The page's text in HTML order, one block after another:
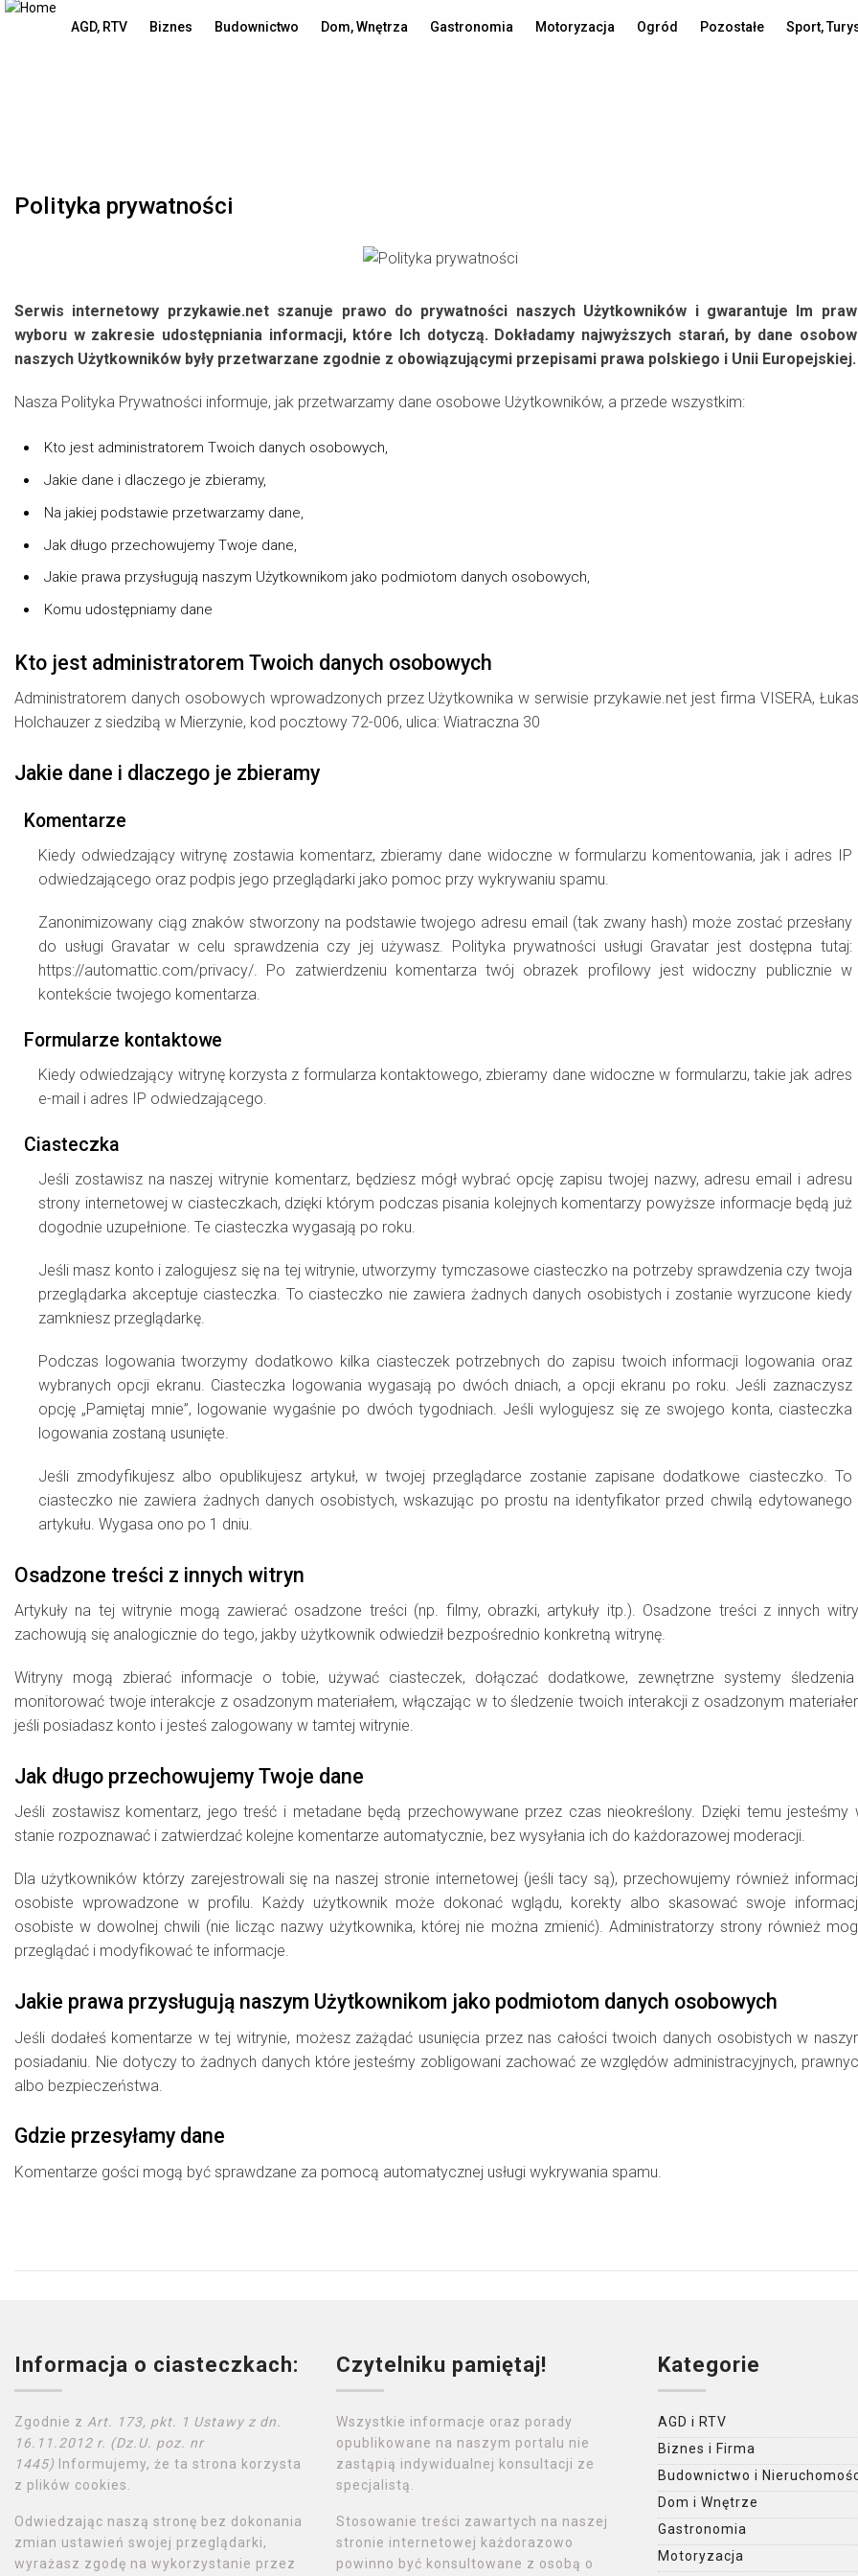
sobota, 8 sierpnia, 2026
AGD, RTV Biznes Budownictwo Dom, Wnętrza Gastronomia Motoryzacja Ogród Pozostałe Sport,
Polityka prywatności
Serwis internetowy przykawie.net szanuje prawo do prywatności naszych Użytkowników i gwarantuje Im
wyboru w zakresie udostępniania informacji, które Ich dotyczą. Dokładamy najwyższych starań, by dane
naszych Użytkowników były przetwarzane zgodnie z obowiązującymi przepisami prawa polskiego i Unii Europejskiej.
Nasza Polityka Prywatności informuje, jak przetwarzamy dane osobowe Użytkowników, a przede wszystkim:
Kto jest administratorem Twoich danych osobowych,
Jakie dane i dlaczego je zbieramy,
Na jakiej podstawie przetwarzamy dane,
Jak długo przechowujemy Twoje dane,
Jakie prawa przysługują naszym Użytkownikom jako podmiotom danych osobowych,
Komu udostępniamy dane
Kto jest administratorem Twoich danych osobowych
Administratorem danych osobowych wprowadzonych przez Użytkownika w serwisie przykawie.net jest firma VISERA,
Holchauzer z siedzibą w Mierzynie, kod pocztowy 72-006, ulica: Wiatraczna 30
Jakie dane i dlaczego je zbieramy
Komentarze
Kiedy odwiedzający witrynę zostawia komentarz, zbieramy dane widoczne w formularzu komentowania, jak i adres IP
odwiedzającego oraz podpis jego przeglądarki jako pomoc przy wykrywaniu spamu.
Zanonimizowany ciąg znaków stworzony na podstawie twojego adresu email (tak zwany hash) może zostać przesłany
do usługi Gravatar w celu sprawdzenia czy jej używasz. Polityka prywatności usługi Gravatar jest dostępna tutaj:
https://automattic.com/privacy/. Po zatwierdzeniu komentarza twój obrazek profilowy jest widoczny publicznie w
kontekście twojego komentarza.
Formularze kontaktowe
Kiedy odwiedzający witrynę korzysta z formularza kontaktowego, zbieramy dane widoczne w formularzu, takie jak adres
e-mail i adres IP odwiedzającego.
Ciasteczka
Jeśli zostawisz na naszej witrynie komentarz, będziesz mógł wybrać opcję zapisu twojej nazwy, adresu email i adresu
strony internetowej w ciasteczkach, dzięki którym podczas pisania kolejnych komentarzy powyższe informacje będą już
dogodnie uzupełnione. Te ciasteczka wygasają po roku.
Jeśli masz konto i zalogujesz się na tej witrynie, utworzymy tymczasowe ciasteczko na potrzeby sprawdzenia czy twoja
przeglądarka akceptuje ciasteczka. To ciasteczko nie zawiera żadnych danych osobistych i zostanie wyrzucone kiedy
zamkniesz przeglądarkę.
Podczas logowania tworzymy dodatkowo kilka ciasteczek potrzebnych do zapisu twoich informacji logowania oraz
wybranych opcji ekranu. Ciasteczka logowania wygasają po dwóch dniach, a opcji ekranu po roku. Jeśli zaznaczysz
opcję „Pamiętaj mnie”, logowanie wygaśnie po dwóch tygodniach. Jeśli wylogujesz się ze swojego konta, ciasteczka
logowania zostaną usunięte.
Jeśli zmodyfikujesz albo opublikujesz artykuł, w twojej przeglądarce zostanie zapisane dodatkowe ciasteczko. To
ciasteczko nie zawiera żadnych danych osobistych, wskazując po prostu na identyfikator przed chwilą edytowanego
artykułu. Wygasa ono po 1 dniu.
Osadzone treści z innych witryn
Artykuły na tej witrynie mogą zawierać osadzone treści (np. filmy, obrazki, artykuły itp.). Osadzone treści z innych
zachowują się analogicznie do tego, jakby użytkownik odwiedził bezpośrednio konkretną witrynę.
Witryny mogą zbierać informacje o tobie, używać ciasteczek, dołączać dodatkowe, zewnętrzne systemy
monitorować twoje interakcje z osadzonym materiałem, włączając w to śledzenie twoich interakcji z osadzonym
jeśli posiadasz konto i jesteś zalogowany w tamtej witrynie.
Jak długo przechowujemy Twoje dane
Jeśli zostawisz komentarz, jego treść i metadane będą przechowywane przez czas nieokreślony. Dzięki temu jesteśmy
stanie rozpoznawać i zatwierdzać kolejne komentarze automatycznie, bez wysyłania ich do każdorazowej moderacji.
Dla użytkowników którzy zarejestrowali się na naszej stronie internetowej (jeśli tacy są), przechowujemy również
osobiste wprowadzone w profilu. Każdy użytkownik może dokonać wglądu, korekty albo skasować swoje
osobiste w dowolnej chwili (nie licząc nazwy użytkownika, której nie można zmienić). Administratorzy strony również
przeglądać i modyfikować te informacje.
Jakie prawa przysługują naszym Użytkownikom jako podmiotom danych osobowych
Jeśli dodałeś komentarze w tej witrynie, możesz zażądać usunięcia przez nas całości twoich danych osobistych w
posiadaniu. Nie dotyczy to żadnych danych które jesteśmy zobligowani zachować ze względów administracyjnych,
albo bezpieczeństwa.
Gdzie przesyłamy dane
Komentarze gości mogą być sprawdzane za pomocą automatycznej usługi wykrywania spamu.
Informacja o ciasteczkach:
Zgodnie z Art. 173, pkt. 1 Ustawy z dn.
16.11.2012 r. (Dz.U. poz. nr
1445) Informujemy, że ta strona korzysta
z plików cookies.
Odwiedzając naszą stronę bez dokonania
zmian ustawień swojej przeglądarki,
wyrażasz zgodę na wykorzystanie przez
Czytelniku pamiętaj!
Wszystkie informacje oraz porady
opublikowane na naszym portalu nie
zastąpią indywidualnej konsultacji ze
specjalistą.
Stosowanie treści zawartych na naszej
stronie internetowej każdorazowo
powinno być konsultowane z osobą o
Kategorie
AGD i RTV
Biznes i Firma
Budownictwo i
Dom i Wnętrze
Gastronomia
Motoryzacja